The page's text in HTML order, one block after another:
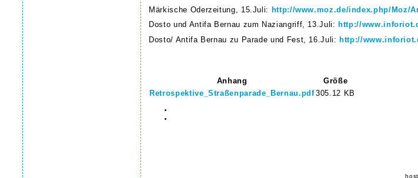
Märkische Oderzeitung, 15.Juli: http://www.moz.de/index.php/Moz/
Dosto und Antifa Bernau zum Naziangriff, 13.Juli: http://
Dosto/ Antifa Bernau zu Parade und Fest, 16.Juli:http://
Anhang
Größe
Retrospektive_Straßenparade_Bernau.pdf305.12 KB